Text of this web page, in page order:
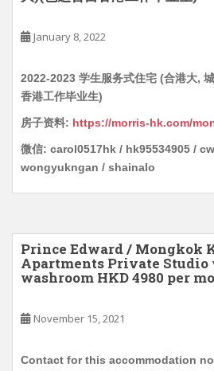
January 8, 2022
2022-2023 学生服务式住宅 (合港大,
香港工作毕业生)
房子资料: https://morris-hk.com/
微信: carol0517hk / hk95534905 /
wongyukngan / shainalo
Prince Edward / Mongkok
Apartments Private
washroom HKD 4980 per
November 15, 2021
Contact for this accommodation